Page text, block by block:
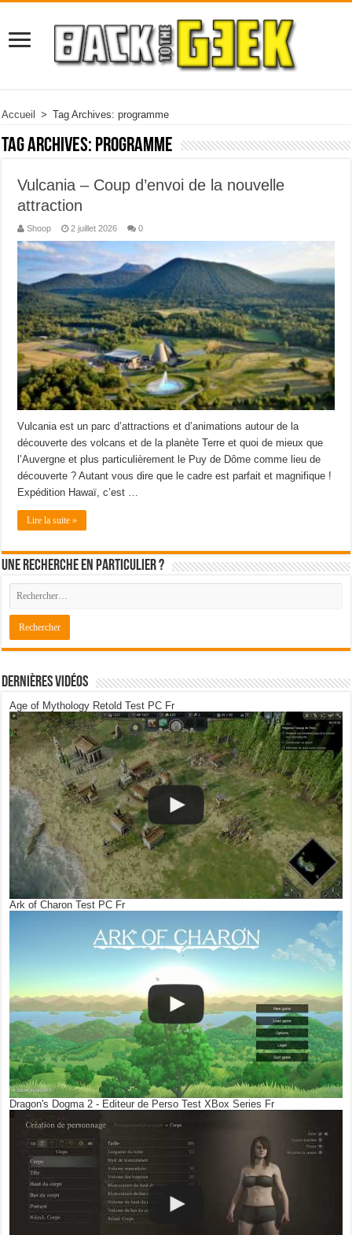
Accueil > Tag Archives: programme
Tag Archives: programme
Vulcania – Coup d’envoi de la nouvelle
attraction
Shoop 2 juillet 2026 0
Vulcania est un parc d’attractions et d’animations autour de la
découverte des volcans et de la planète Terre et quoi de mieux que
l’Auvergne et plus particulièrement le Puy de Dôme comme lieu de
découverte ? Autant vous dire que le cadre est parfait et magnifique !
Expédition Hawaï, c’est …
Lire la suite »
Une recherche en particulier ?
Dernières Vidéos
Age of Mythology Retold Test PC Fr
Ark of Charon Test PC Fr
Dragon's Dogma 2 - Editeur de Perso Test XBox Series Fr